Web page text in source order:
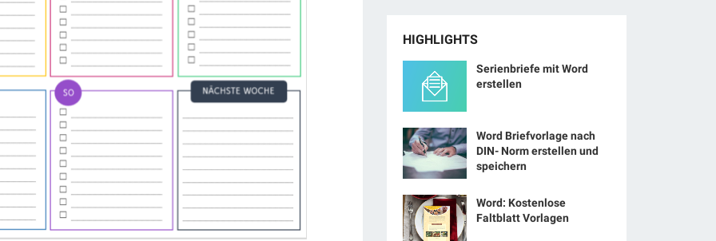
HIGHLIGHTS
Serienbriefe mit Word
erstellen
Word Briefvorlage nach
DIN- Norm erstellen und
speichern
Word: Kostenlose
Faltblatt Vorlagen